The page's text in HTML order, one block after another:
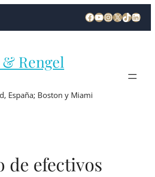
Rengel
España; Boston y Miami
de efectivos